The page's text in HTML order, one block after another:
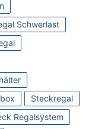
Schwerlast
Steckregal
Regalsystem